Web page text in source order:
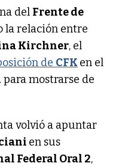
del Frente de
la relación entre
Kirchner, el
de CFK en el
para mostrarse de
volvió a apuntar
en sus
Federal Oral 2,